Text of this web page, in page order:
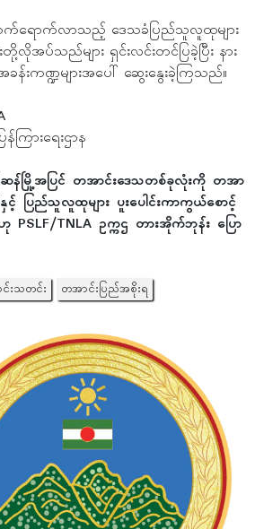
ရောက်လာသည့် ဒေသခံပြည်သူလူထုများ
အပ်သည်များ ရှင်းလင်းတင်ပြခဲ့ပြီး နား
ကဏ္ဍများအပေါ် ဆွေးနွေးခဲ့ကြသည်။
ကြားရေးဌာန
န်မြို့အပြင် တအာင်းဒေသတစ်ခုလုံးကို တအာ
င့် ပြည်သူလူထုများ ပူးပေါင်းကာကွယ်စောင့်
PSLF/TNLA ဥက္ကဌ တားအိုက်ဘုန်း ပြော
းသတင်း တအာင်းပြည်အစိုးရ